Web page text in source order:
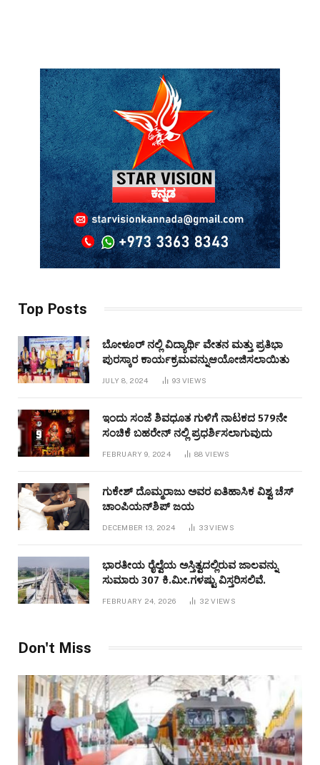
Top Posts
ಬೋಳೂರ್ ನಲ್ಲಿ ವಿದ್ಯಾರ್ಥಿ ವೇತನ ಮತ್ತು ಪ್ರತಿಭಾ
ಪುರಸ್ಕಾರ ಕಾರ್ಯಕ್ರಮವನ್ನುಆಯೋಜಿಸಲಾಯಿತು
JULY 8, 2024 93 VIEWS
ಇಂದು ಸಂಜೆ ಶಿವಧೂತ ಗುಳಿಗೆ ನಾಟಕದ 579ನೇ
ಸಂಚಿಕೆ ಬಹರೇನ್ ನಲ್ಲಿ ಪ್ರಧರ್ಶಿಸಲಾಗುವುದು
FEBRUARY 9, 2024 88VIEWS
ಗುಕೇಶ್ ದೊಮ್ಮರಾಜು ಅವರ ಐತಿಹಾಸಿಕ ವಿಶ್ವ ಚೆಸ್
ಚಾಂಪಿಯನ್‌ಶಿಪ್ ಜಯ
DECEMBER 13, 2024 33VIEWS
ಭಾರತೀಯ ರೈಲ್ವೆಯ ಅಸ್ತಿತ್ವದಲ್ಲಿರುವ ಜಾಲವನ್ನು
ಸುಮಾರು 307 ಕಿ.ಮೀ.ಗಳಷ್ಟು ವಿಸ್ತರಿಸಲಿವೆ.
FEBRUARY 24, 2026 32VIEWS
Don't Miss